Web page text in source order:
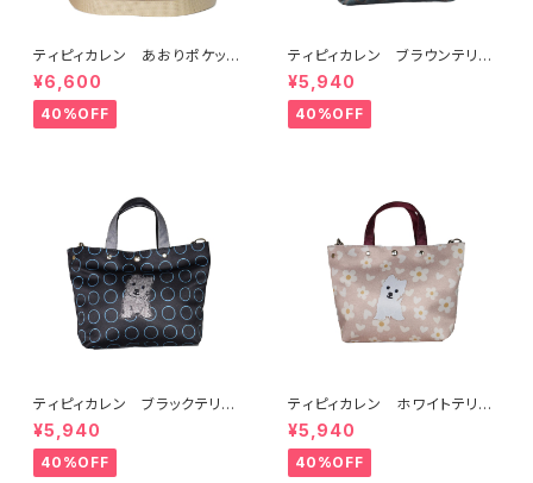
ティピィカレン あおりポケット
ハートショルダーバッグ
¥6,600
40%OFF
ティピィカレン ブラウンテリア
2WAYミニトートバッグ
¥5,940
40%OFF
ティピィカレン ブラックテリア2
WAYミニトートバッグ
¥5,940
40%OFF
ティピィカレン ホワイトテリア
2WAYミニトートバッグ
¥5,940
40%OFF